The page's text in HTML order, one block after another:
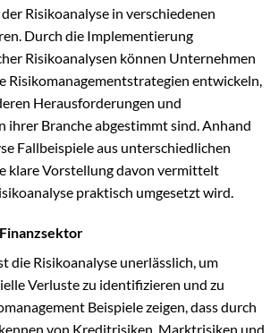
Risikoanalyse in verschiedenen
Durch die Implementierung
Risikoanalysen können Unternehmen
Risikomanagementstrategien entwickeln,
Herausforderungen und
ihrer Branche abgestimmt sind. Anhand
Fallbeispiele aus unterschiedlichen
klare Vorstellung davon vermittelt
praktisch umgesetzt wird.
die Risikoanalyse unerlässlich, um
Verluste zu identifizieren und zu
Beispiele zeigen, dass durch
von Kreditrisiken, Marktrisiken und